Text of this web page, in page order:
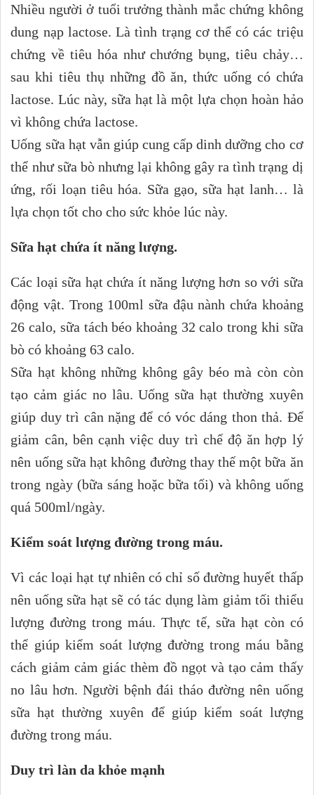
Nhiều người ở tuổi trưởng thành mắc chứng không
dung nạp lactose. Là tình trạng cơ thể có các triệu
chứng về tiêu hóa như chướng bụng, tiêu chảy…
sau khi tiêu thụ những đồ ăn, thức uống có chứa
lactose. Lúc này, sữa hạt là một lựa chọn hoàn hảo
vì không chứa lactose.
Uống sữa hạt vẫn giúp cung cấp dinh dưỡng cho cơ
thể như sữa bò nhưng lại không gây ra tình trạng dị
ứng, rối loạn tiêu hóa. Sữa gạo, sữa hạt lanh… là
lựa chọn tốt cho cho sức khỏe lúc này.
Sữa hạt chứa ít năng lượng.
Các loại sữa hạt chứa ít năng lượng hơn so với sữa
động vật. Trong 100ml sữa đậu nành chứa khoảng
26 calo, sữa tách béo khoảng 32 calo trong khi sữa
bò có khoảng 63 calo.
Sữa hạt không những không gây béo mà còn còn
tạo cảm giác no lâu. Uống sữa hạt thường xuyên
giúp duy trì cân nặng để có vóc dáng thon thả. Để
giảm cân, bên cạnh việc duy trì chế độ ăn hợp lý
nên uống sữa hạt không đường thay thế một bữa ăn
trong ngày (bữa sáng hoặc bữa tối) và không uống
quá 500ml/ngày.
Kiểm soát lượng đường trong máu.
Vì các loại hạt tự nhiên có chỉ số đường huyết thấp
nên uống sữa hạt sẽ có tác dụng làm giảm tối thiểu
lượng đường trong máu. Thực tế, sữa hạt còn có
thể giúp kiểm soát lượng đường trong máu bằng
cách giảm cảm giác thèm đồ ngọt và tạo cảm thấy
no lâu hơn. Người bệnh đái tháo đường nên uống
sữa hạt thường xuyên để giúp kiểm soát lượng
đường trong máu.
Duy trì làn da khỏe mạnh